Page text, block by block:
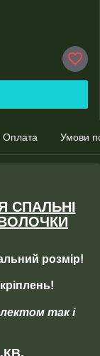
Оплата Умови
СПАЛЬНІ
розмір!
так і